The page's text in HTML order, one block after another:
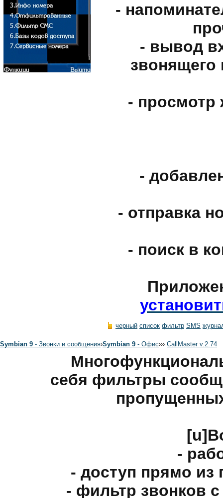
-
- вывод
звонящего
-
-
- отправка
- поиск в
черный список фильтр SMS
Symbian 9 - Звонки и сообщения›Symbian 9 - Офис››› CallMaster v.2.74
себя фильтры
-
- доступ прямо
- фильтр звонков